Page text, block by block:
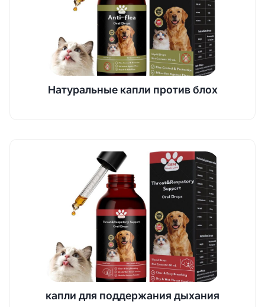
Натуральные капли против блох
капли для поддержания дыхания